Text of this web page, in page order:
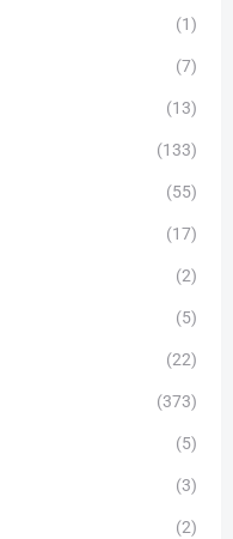
(1)
(7)
(13)
(133)
(55)
(17)
(2)
(5)
(22)
(373)
(5)
(3)
(2)